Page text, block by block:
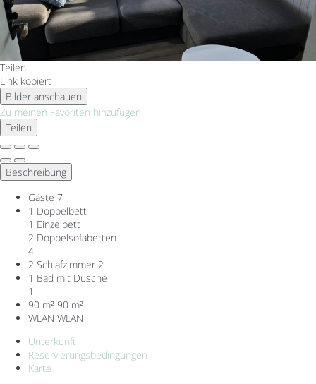
Teilen
Link kopiert
Bilder anschauen
Zu meinen Favoriten hinzufügen
Teilen
Beschreibung
Gäste 7
1 Doppelbett
1 Einzelbett
2 Doppelsofabetten
4
2 Schlafzimmer 2
1 Bad mit Dusche
1
90 m² 90 m²
WLAN WLAN
Unterkunft
Reservierungsbedingungen
Karte